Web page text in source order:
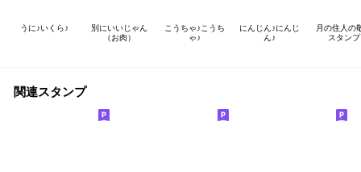
うに♪いくら♪
別にいいじゃん
（お肉）
こうちゃ♪こうち
ゃ♪
にんじん♪にんじ
ん♪
月の住人の
スタンプ
関連スタンプ